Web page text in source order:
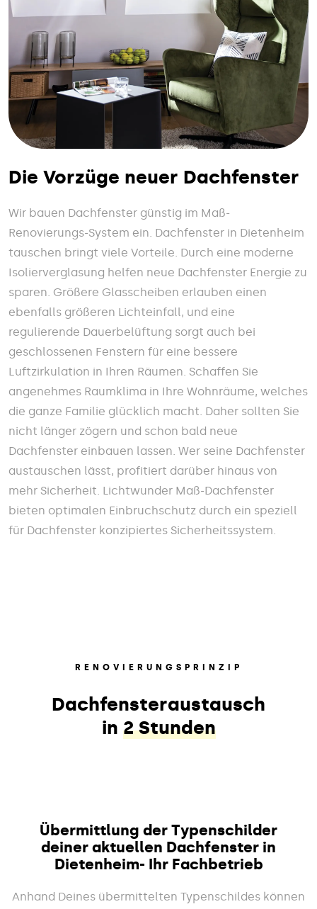
Die Vorzüge neuer Dachfenster
Wir bauen Dachfenster günstig im Maß-
Renovierungs-System ein. Dachfenster in Dietenheim
tauschen bringt viele Vorteile. Durch eine moderne
Isolierverglasung helfen neue Dachfenster Energie zu
sparen. Größere Glasscheiben erlauben einen
ebenfalls größeren Lichteinfall, und eine
regulierende Dauerbelüftung sorgt auch bei
geschlossenen Fenstern für eine bessere
Luftzirkulation in Ihren Räumen. Schaffen Sie
angenehmes Raumklima in Ihre Wohnräume, welches
die ganze Familie glücklich macht. Daher sollten Sie
nicht länger zögern und schon bald neue
Dachfenster einbauen lassen. Wer seine Dachfenster
austauschen lässt, profitiert darüber hinaus von
mehr Sicherheit. Lichtwunder Maß-Dachfenster
bieten optimalen Einbruchschutz durch ein speziell
für Dachfenster konzipiertes Sicherheitssystem.
RENOVIERUNGSPRINZIP
Dachfensteraustausch
in 2 Stunden
Übermittlung der Typenschilder
deiner aktuellen Dachfenster in
Dietenheim- Ihr Fachbetrieb
Anhand Deines übermittelten Typenschildes können